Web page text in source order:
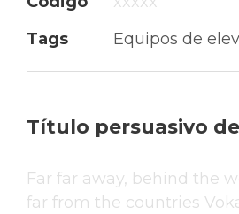
Tags
Equipos de
Título persuasivo
Far far away, behind the
far from the countries